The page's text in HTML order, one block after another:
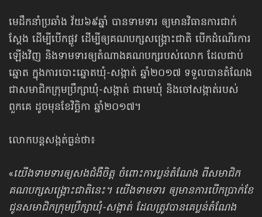
មេដឹកនាំប្រឆាំង វ័យ៦៩ឆ្នាំ បានទាមទារ ឲ្យមានវិធានការជាក់
ស្ដែង ដើម្បីបើកផ្លូវ ដើម្បីឲ្យគណបក្សសង្គ្រោះជាតិ បើកដំណើរការ
ឡើងវិញ និងទាមទារឲ្យតំណាង​គណបក្ស​របស់លោក ដែលជាប់
ឆ្នោត ក្នុងការបោះឆ្នោត​ឃុំ-សង្កាត់ ឆ្នាំ២០១៧ ទទួលបាន​តំណែង
​ជាសមាជិក​ក្រុមប្រឹក្សាឃុំ-សង្កាត់ ជាមេឃុំ និងចៅសង្កាត់របស់
ពួកគេ ដូចមុនខែវិច្ឆិកា ឆ្នាំ២០១៧។
លោកបន្តសង្កត់ធ្ងន់ថា៖
«យើងទាមទារឲ្យសងជំងឺចិត្ត ចំពោះការប្លន់តំណែង ពីសមាជិក
គណបក្ស​សង្គ្រោះជាតិ​នេះ។ យើងទាមទារ ឲ្យមាន​​ការបើកប្រាក់ខែ
ជូនសមាជិកក្រុមប្រឹក្សាឃុំ-សង្កាត់ ដែលត្រូវបាន​​​​គេប្លន់តំណែង